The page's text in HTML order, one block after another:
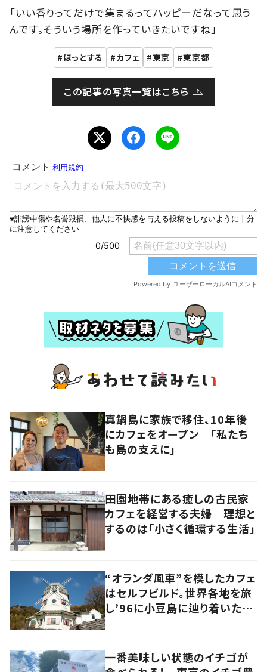
「いい香りってだけで集まるってハッピーだなって思う
んです。そういう場所を作っていきたいですね」
ほっとする カフェ 東京 東京都
この記事の写真一覧はこちら
真鍋島に家族で移住、10年後
にカフェをオープン 「私たち
も島の支えに」
田園地帯にある癒しの古民家
カフェを経営する夫婦 理想と
するのは「小さく循環する生活」
“オランダ風車”を模したカフェ
はセルフビルド。世界各地を旅
し’96に小豆島に辿り着いた家
一番美味しい状態のイチゴが